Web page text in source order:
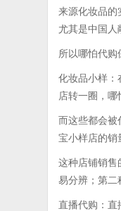
来源化妆品的
尤其是中国人
所以哪怕代购
化妆品小样：
店转一圈，哪
而这些都会被
宝小样店的销
这种店铺销售
易分辨；第二
直播代购：直